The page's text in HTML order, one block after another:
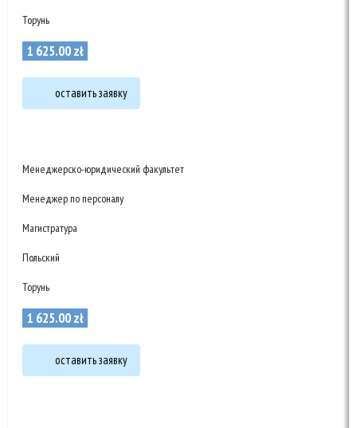
Торунь
1 625.00zł
оставить заявку
Менеджерско-юридический факультет
Менеджер по персоналу
Магистратура
Польский
Торунь
1 625.00zł
оставить заявку